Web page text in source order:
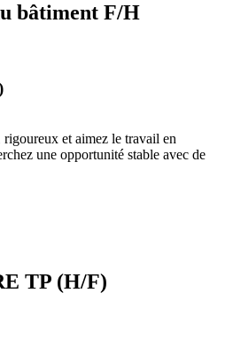
bâtiment F/H
rigoureux et aimez le travail en
une opportunité stable avec de
TP (H/F)